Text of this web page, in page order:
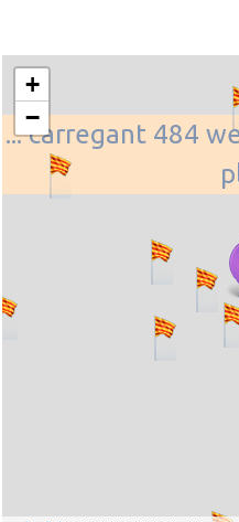
... carregant 484
+
−